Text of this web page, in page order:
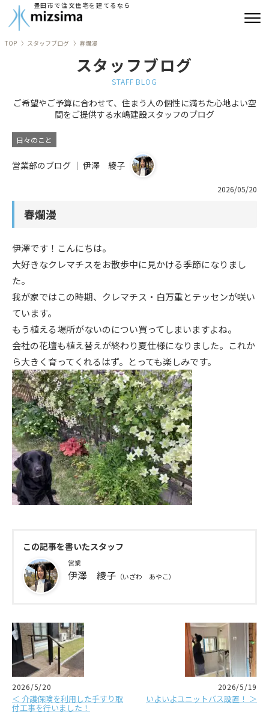
豊田市で注文住宅を建てるなら
リフォーム
古民家再生
建築実績
ニュース
イベント情報
資料請求・お問い合わせ
TOP スタッフブログ 春爛漫
スタッフブログ
STAFF BLOG
ご希望やご予算に合わせて、住まう人の個性に満ちた心地よい空
間をご提供する水嶋建設スタッフのブログ
日々のこと
営業部のブログ ｜ 伊澤 綾子
2026/05/20
春爛漫
伊澤です！こんにちは。
大好きなクレマチスをお散歩中に見かける季節になりまし
た。
我が家ではこの時期、クレマチス・白万重とテッセンが咲い
ています。
もう植える場所がないのについ買ってしまいますよね。
会社の花壇も植え替えが終わり夏仕様になりました。これか
ら大きく育ってくれるはず。とっても楽しみです。
この記事を書いたスタッフ
営業
伊澤 綾子 （いざわ あやこ）
2026/5/20
＜ 介護保険を利用した手すり取
付工事を行いました！
2026/5/19
いよいよユニットバス設置！ ＞